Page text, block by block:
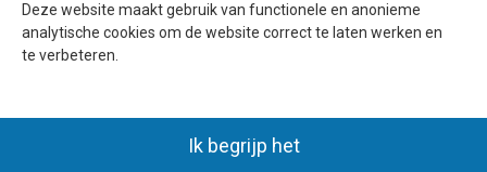
Deze website maakt gebruik van functionele en anonieme
analytische cookies om de website correct te laten werken en
te verbeteren.
Ik begrijp het